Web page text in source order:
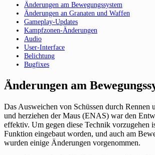
Änderungen am Bewegungssystem
Änderungen an Granaten und Waffen
Gameplay-Updates
Kampfzonen-Änderungen
Audio
User-Interface
Belichtung
Bugfixes
Änderungen am
Das Ausweichen von Schüssen durch Rennen
und herziehen der Maus (ENAS) war den
effektiv. Um gegen diese Technik vorzugehen
Funktion eingebaut worden, und auch am
wurden einige Änderungen vorgenommen.